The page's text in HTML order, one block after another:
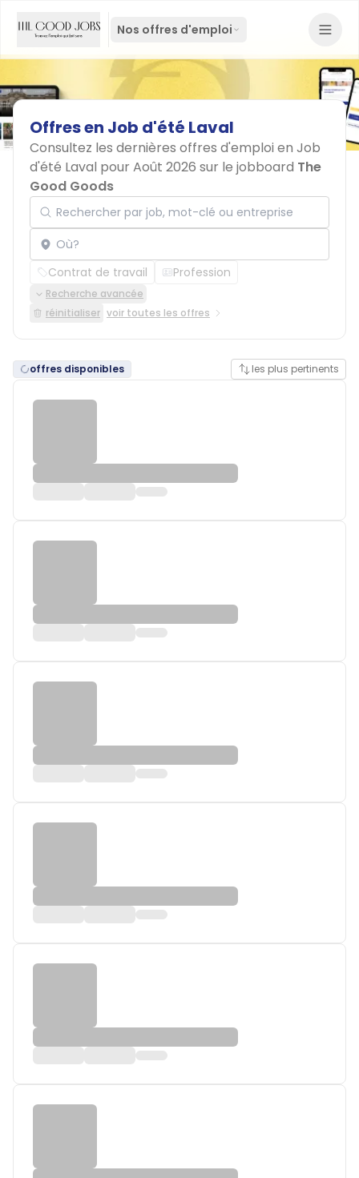
Nos offres d'emploi
Offresen Job d'été Laval
Consultez les dernières offres d'emploi en Job
d'été Laval pour Août 2026 sur le jobboard The
Good Goods
Rechercher par job, mot-clé ou entreprise
Localisation
Contrat de travail Profession
Recherche avancée
réinitialiser voir toutes les offres
offres disponibles les plus pertinents